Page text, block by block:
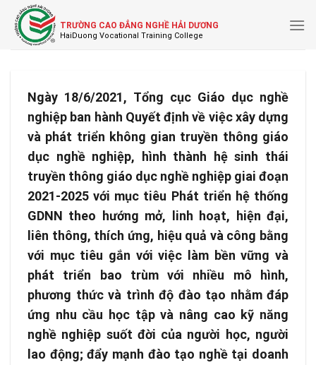
Skip
content
TRƯỜNG CAO ĐẲNG NGHỀ HẢI DƯƠNG
Ngày 18/6/2021, Tổng cục Giáo dục nghề
nghiệp ban hành Quyết định về việc xây dựng
và phát triển không gian truyền thông giáo
dục nghề nghiệp, hình thành hệ sinh thái
truyền thông giáo dục nghề nghiệp giai đoạn
2021-2025 với mục tiêu Phát triển hệ thống
GDNN theo hướng mở, linh hoạt, hiện đại,
liên thông, thích ứng, hiệu quả và công bằng
với mục tiêu gắn với việc làm bền vững và
phát triển bao trùm với nhiều mô hình,
phương thức và trình độ đào tạo nhằm đáp
ứng nhu cầu học tập và nâng cao kỹ năng
nghề nghiệp suốt đời của người học, người
lao động; đẩy mạnh đào tạo nghề tại doanh